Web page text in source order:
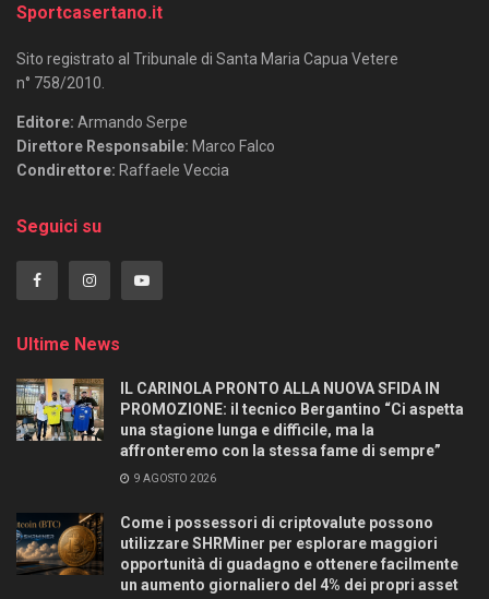
Sportcasertano.it
Sito registrato al Tribunale di Santa Maria Capua Vetere
n° 758/2010.
Editore: Armando Serpe
Direttore Responsabile: Marco Falco
Condirettore: Raffaele Veccia
Seguici su
Ultime News
IL CARINOLA PRONTO ALLA NUOVA SFIDA IN
PROMOZIONE: il tecnico Bergantino “Ci aspetta
una stagione lunga e difficile, ma la
affronteremo con la stessa fame di sempre”
9 AGOSTO 2026
Come i possessori di criptovalute possono
utilizzare SHRMiner per esplorare maggiori
opportunità di guadagno e ottenere facilmente
un aumento giornaliero del 4% dei propri asset